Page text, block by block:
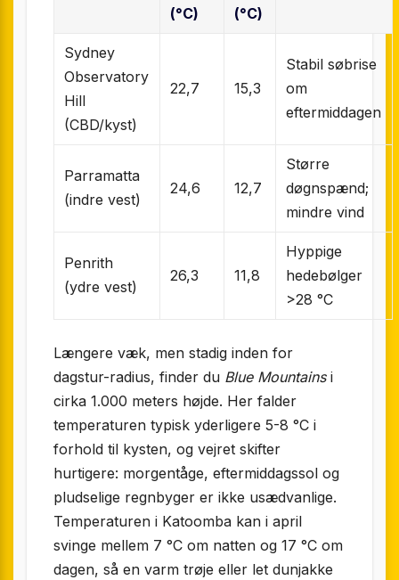
(°C) (°C)
Sydney
Observatory
Hill
(CBD/kyst)
22,7 15,3
Stabil søbrise
om
eftermiddagen
Parramatta
(indre vest)
24,6 12,7
Større
døgnspænd;
mindre vind
Penrith
(ydre vest)
26,3 11,8
Hyppige
hedebølger
>28 °C
Længere væk, men stadig inden for
dagstur-radius, finder du Blue Mountainsi
cirka 1.000 meters højde. Her falder
temperaturen typisk yderligere 5-8 °C i
forhold til kysten, og vejret skifter
hurtigere: morgentåge, eftermiddagssol og
pludselige regnbyger er ikke usædvanlige.
Temperaturen i Katoomba kan i april
svinge mellem 7 °C om natten og 17 °C om
dagen, så en varm trøje eller let dunjakke